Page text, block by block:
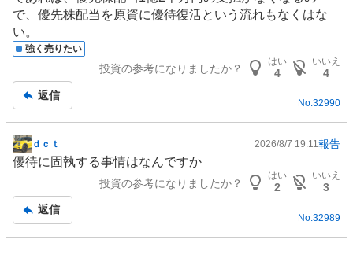
で、優先株配当を原資に優待復活という流れもなくはな
い。
強く売りたい
投資の参考になりましたか？
はい
4
いいえ
4
返信
No.32990
掲
示
事
ｄｃｔ 2026/8/7 19:11報告
優待に固執する事情はなんですか
投資の参考になりましたか？
はい
2
いいえ
3
返信
No. 32989